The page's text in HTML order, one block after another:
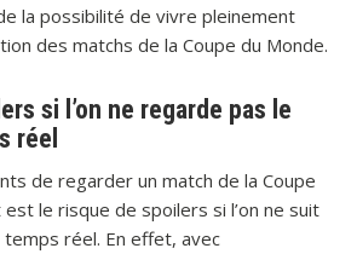
la possibilité de vivre pleinement
des matchs de la Coupe du Monde.
si l’on ne regarde pas le
réel
de regarder un match de la Coupe
le risque de spoilers si l’on ne suit
réel. En effet, avec